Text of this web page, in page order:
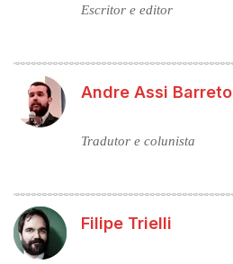
Escritor e editor
Andre Assi Barreto
Tradutor e colunista
Filipe Trielli